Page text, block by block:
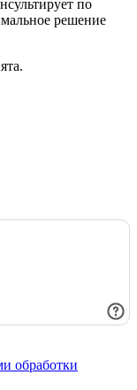
по
решение
обработки